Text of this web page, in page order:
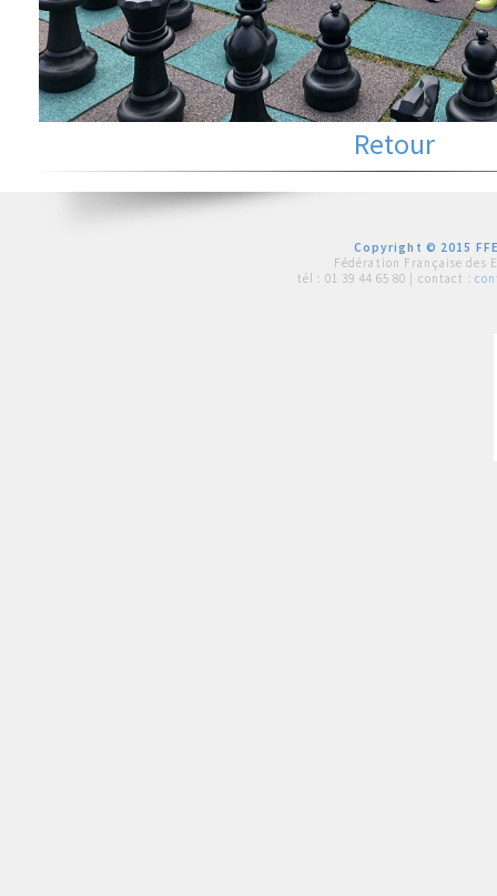
Retour
Copyright © 2015
Fédération Française des
tél : 01 39 44 65 80 | contact :